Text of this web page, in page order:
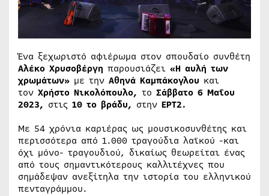
Ένα ξεχωριστό αφιέρωμα στον σπουδαίο συνθέτη
Αλέκο Χρυσοβέργη παρουσιάζει «Η αυλή των
χρωμάτων» με την Αθηνά Καμπάκογλου και
τον Χρήστο Νικολόπουλο, το Σάββατο 6 Μαΐου
2023, στις 10 το βράδυ, στην ΕΡΤ2.
Με 54 χρόνια καριέρας ως μουσικοσυνθέτης και
περισσότερα από 1.000 τραγούδια λαϊκού -και
όχι μόνο- τραγουδιού, δικαίως θεωρείται ένας
από τους σημαντικότερους καλλιτέχνες που
σημάδεψαν ανεξίτηλα την ιστορία του ελληνικού
πενταγράμμου.